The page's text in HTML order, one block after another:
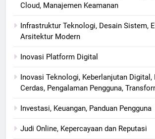
Cloud, Manajemen Keamanan
Infrastruktur Teknologi, Desain Sistem,
Arsitektur Modern
Inovasi Platform Digital
Inovasi Teknologi, Keberlanjutan
Cerdas, Pengalaman Pengguna,
Investasi, Keuangan, Panduan Pengguna
Judi Online, Kepercayaan dan Reputasi